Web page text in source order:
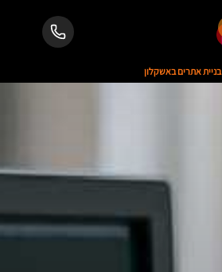
בניית אתרים באשקלון